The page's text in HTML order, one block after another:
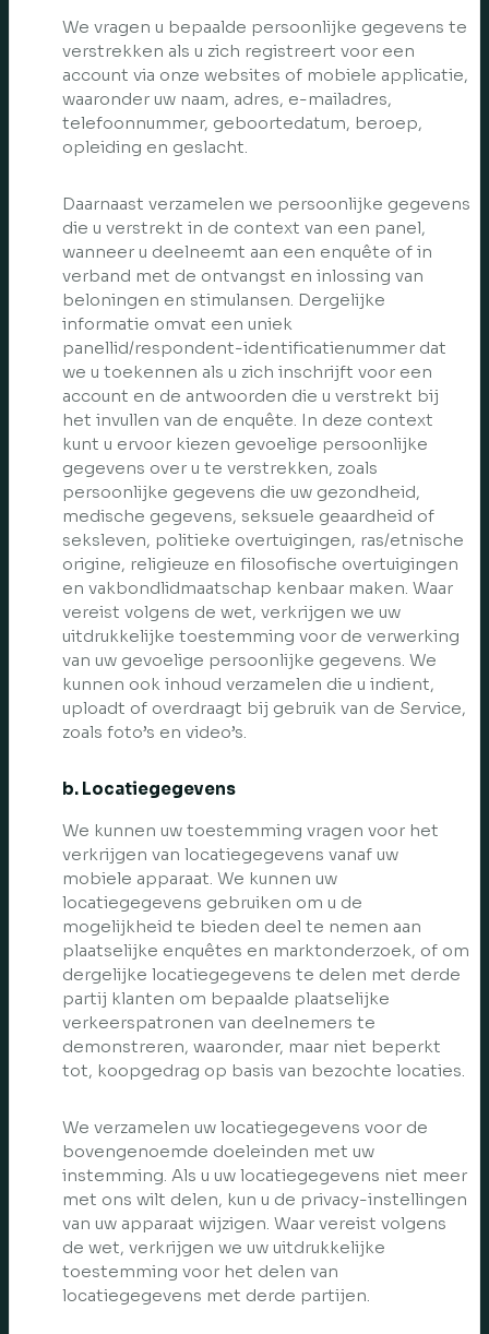
We vragen u bepaalde persoonlijke gegevens te
verstrekken als u zich registreert voor een
account via onze websites of mobiele applicatie,
waaronder uw naam, adres, e-mailadres,
telefoonnummer, geboortedatum, beroep,
opleiding en geslacht.
Daarnaast verzamelen we persoonlijke gegevens
die u verstrekt in de context van een panel,
wanneer u deelneemt aan een enquête of in
verband met de ontvangst en inlossing van
beloningen en stimulansen. Dergelijke
informatie omvat een uniek
panellid/respondent-identificatienummer dat
we u toekennen als u zich inschrijft voor een
account en de antwoorden die u verstrekt bij
het invullen van de enquête. In deze context
kunt u ervoor kiezen gevoelige persoonlijke
gegevens over u te verstrekken, zoals
persoonlijke gegevens die uw gezondheid,
medische gegevens, seksuele geaardheid of
seksleven, politieke overtuigingen, ras/etnische
origine, religieuze en filosofische overtuigingen
en vakbondlidmaatschap kenbaar maken. Waar
vereist volgens de wet, verkrijgen we uw
uitdrukkelijke toestemming voor de verwerking
van uw gevoelige persoonlijke gegevens. We
kunnen ook inhoud verzamelen die u indient,
uploadt of overdraagt bij gebruik van de Service,
zoals foto’s en video’s.
b. Locatiegegevens
We kunnen uw toestemming vragen voor het
verkrijgen van locatiegegevens vanaf uw
mobiele apparaat. We kunnen uw
locatiegegevens gebruiken om u de
mogelijkheid te bieden deel te nemen aan
plaatselijke enquêtes en marktonderzoek, of om
dergelijke locatiegegevens te delen met derde
partij klanten om bepaalde plaatselijke
verkeerspatronen van deelnemers te
demonstreren, waaronder, maar niet beperkt
tot, koopgedrag op basis van bezochte locaties.
We verzamelen uw locatiegegevens voor de
bovengenoemde doeleinden met uw
instemming. Als u uw locatiegegevens niet meer
met ons wilt delen, kun u de privacy-instellingen
van uw apparaat wijzigen. Waar vereist volgens
de wet, verkrijgen we uw uitdrukkelijke
toestemming voor het delen van
locatiegegevens met derde partijen.